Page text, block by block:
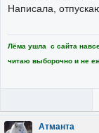
Написала,
Лёма ушла с сайта
читаю выборочно и не
Атманта